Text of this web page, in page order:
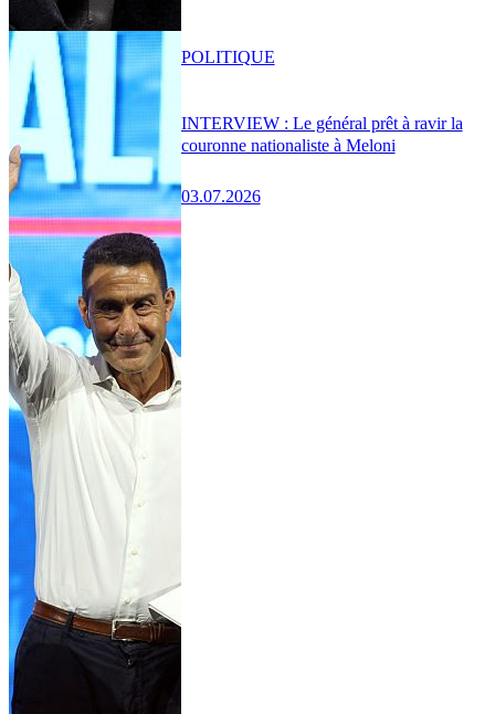
INTERVIEW : Le général prêt à ravir la
couronne nationaliste à Meloni
03.07.2026
POLITIQUE